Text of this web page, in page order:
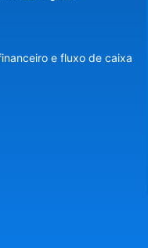
e fluxo de caixa